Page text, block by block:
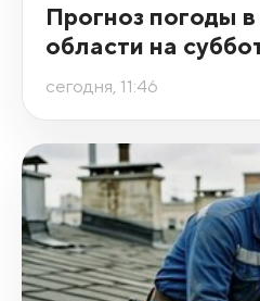
Прогноз погоды
области на
сегодня, 11:46